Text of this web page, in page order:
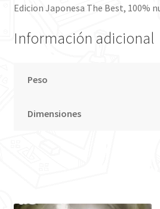
Edicion Japonesa The Best, 100%
Información adicional
Peso
Dimensiones